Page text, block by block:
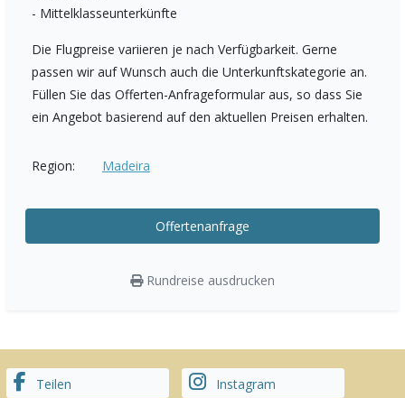
- Mittelklasseunterkünfte
Die Flugpreise variieren je nach Verfügbarkeit. Gerne
passen wir auf Wunsch auch die Unterkunftskategorie an.
Füllen Sie das Offerten-Anfrageformular aus, so dass Sie
ein Angebot basierend auf den aktuellen Preisen erhalten.
Region: Madeira
Offertenanfrage
Rundreise ausdrucken
Teilen
Instagram